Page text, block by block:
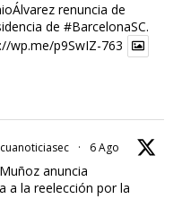
renuncia de
de #BarcelonaSC.
wp.me/p9SwIZ-763
· 6 Ago
anuncia
a la reelección por la